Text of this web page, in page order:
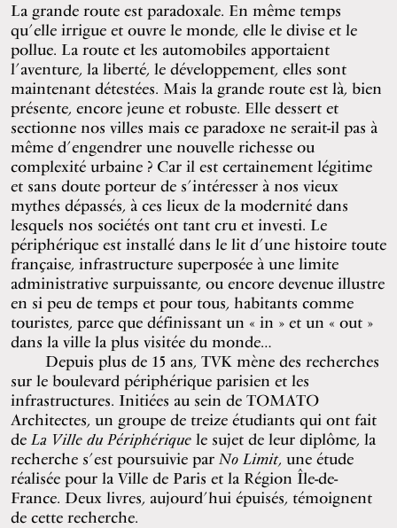
La grande route est paradoxale. En même temps
qu’elle irrigue et ouvre le monde, elle le divise et le
pollue. La route et les automobiles apportaient
l’aventure, la liberté, le développement, elles sont
maintenant détestées. Mais la grande route est là, bien
présente, encore jeune et robuste. Elle dessert et
sectionne nos villes mais ce paradoxe ne serait-il pas à
même d’engendrer une nouvelle richesse ou
complexité urbaine ? Car il est certainement légitime
et sans doute porteur de s’intéresser à nos vieux
mythes dépassés, à ces lieux de la modernité dans
lesquels nos sociétés ont tant cru et investi. Le
périphérique est installé dans le lit d’une histoire toute
française, infrastructure superposée à une limite
administrative surpuissante, ou encore devenue illustre
en si peu de temps et pour tous, habitants comme
touristes, parce que définissant un « in » et un « out »
dans la ville la plus visitée du monde…
Depuis plus de 15 ans, TVK mène des recherches
sur le boulevard périphérique parisien et les
infrastructures. Initiées au sein de TOMATO
Architectes, un groupe de treize étudiants qui ont fait
de La Ville du Périphériquele sujet de leur diplôme, la
recherche s’est poursuivie par No Limit, une étude
réalisée pour la Ville de Paris et la Région Île-de-
France. Deux livres, aujourd’hui épuisés, témoignent
de cette recherche.